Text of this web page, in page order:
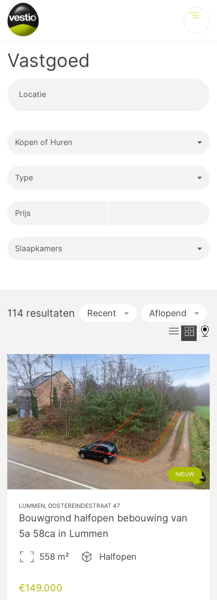
Vastgoed
Locatie
Kopen of Huren
Type
Prijs
Slaapkamers
114 resultaten Recent Aflopend
NIEUW
LUMMEN, OOSTEREINDESTRAAT 47
Bouwgrond halfopen bebouwing van
5a 58ca in Lummen
558 m² Halfopen
€149.000